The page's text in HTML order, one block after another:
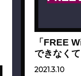
「FREE
できなく
2021.3.10